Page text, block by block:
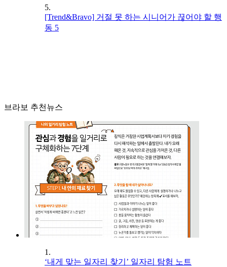
5.
[Trend&Bravo] 거절 못 하는 시니어가 끊어야 할 행
동 5
브라보 추천뉴스
1.
‘내게 맞는 일자리 찾기’ 일자리 탐험 노트